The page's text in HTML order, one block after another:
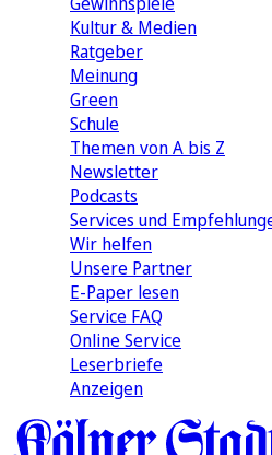
Kultur & Medien
Ratgeber
Meinung
Green
Schule
Themen von A bis Z
Newsletter
Podcasts
Services und
Wir helfen
Unsere Partner
E-Paper lesen
Service FAQ
Online Service
Leserbriefe
Anzeigen